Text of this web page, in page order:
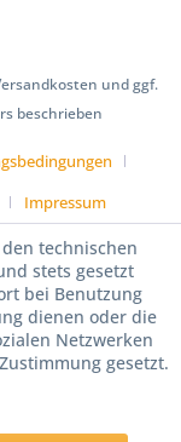
und ggf.
beschrieben
Impressum
technischen
stets gesetzt
bei Benutzung
dienen oder die
Netzwerken
gesetzt.